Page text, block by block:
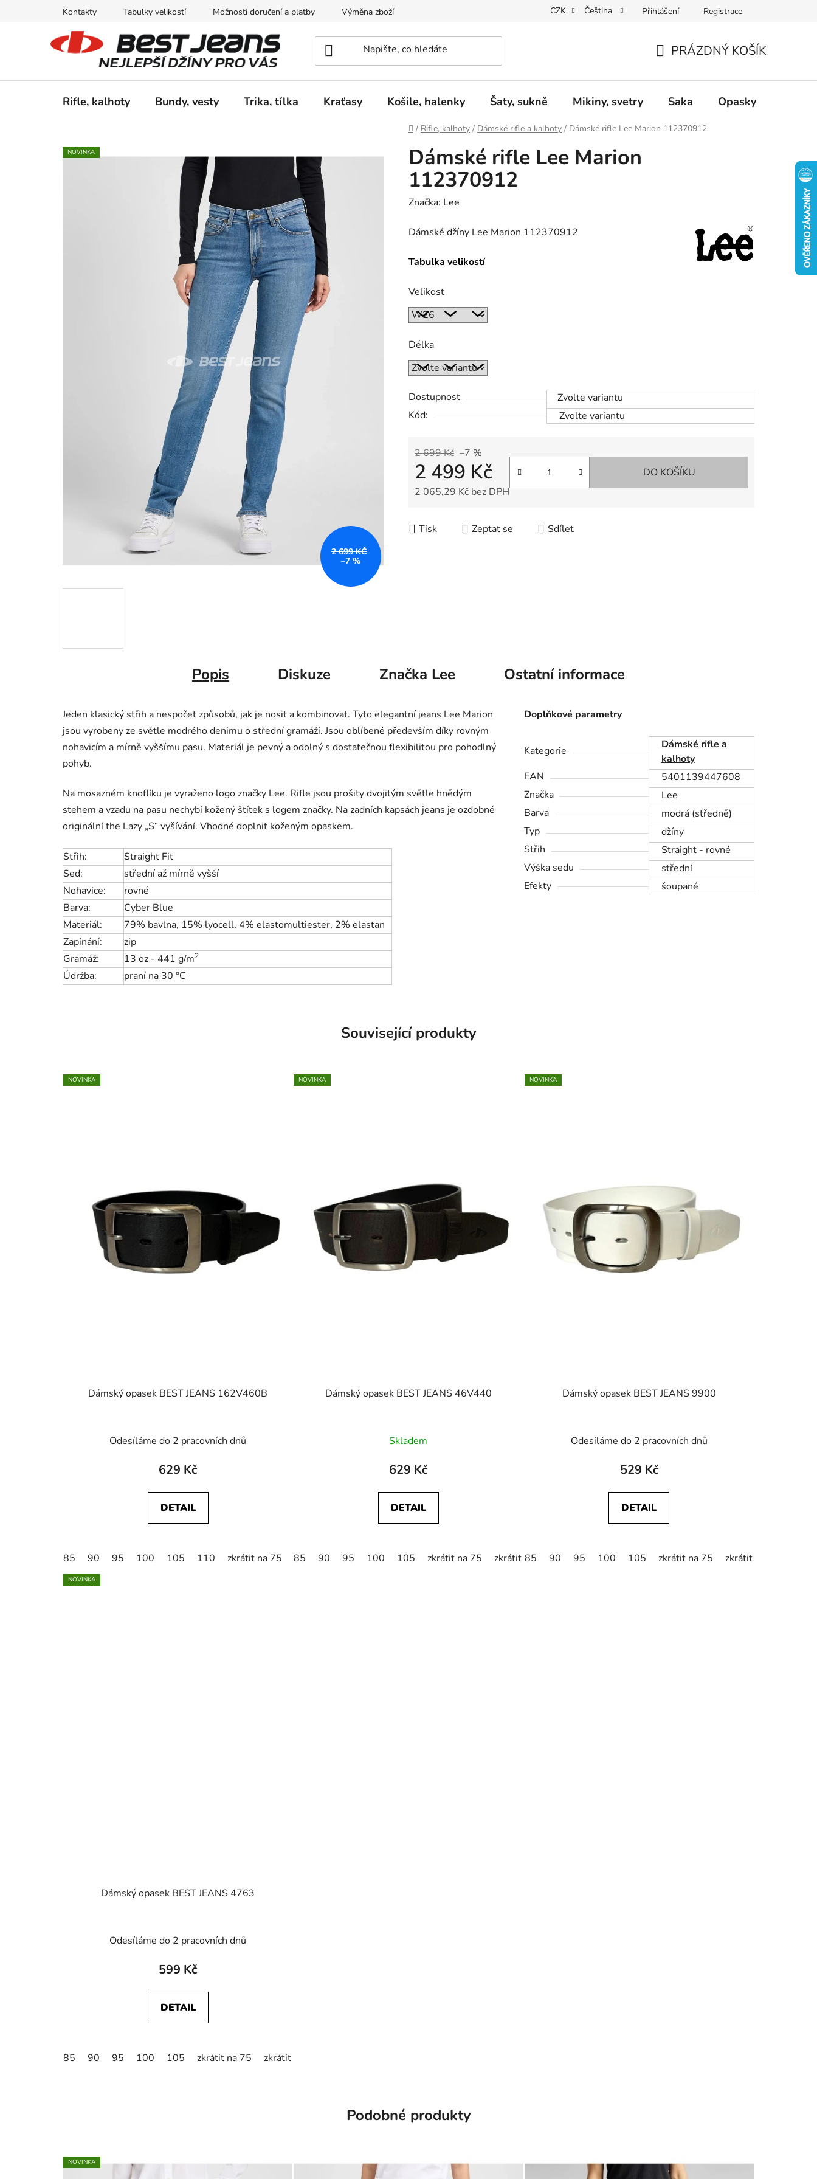
Kontakty Tabulky velikostí Možnosti doručení a platby Výměna zboží Dárkové poukazy Dostupnost Obchodní podmínky
CZK Čeština Přihlášení Registrace
KOŠÍK
PRÁZDNÝ KOŠÍK
Rifle, kalhoty Bundy, vesty Trika, tílka Kraťasy Košile, halenky Šaty, sukně Mikiny, svetry Saka Opasky
Domů
/ Rifle, kalhoty / Dámské rifle a kalhoty / Dámské rifle Lee Marion 112370912
Dámské rifle Lee Marion
112370912
Značka: Lee
Dámské džíny Lee Marion 112370912
Tabulka velikostí
Velikost
Délka
Dostupnost
Zvolte variantu
Kód:
Zvolte variantu
2 699 Kč –7 %
2 499 Kč
2 065,29 Kč bez DPH
DO KOŠÍKU
Tisk Zeptat se Sdílet
NOVINKA
2 699 KČ
–7 %
Popis Diskuze Značka Lee Ostatní informace
Jeden klasický střih a nespočet způsobů, jak je nosit a kombinovat. Tyto elegantní jeans Lee Marion
jsou vyrobeny ze světle modrého denimu o střední gramáži. Jsou oblíbené především díky rovným
nohavicím a mírně vyššímu pasu. Materiál je pevný a odolný s dostatečnou flexibilitou pro pohodlný
pohyb.
Na mosazném knoflíku je vyraženo logo značky Lee. Rifle jsou prošity dvojitým světle hnědým
stehem a vzadu na pasu nechybí kožený štítek s logem značky. Na zadních kapsách jeans je ozdobné
originální the Lazy „S“ vyšívání. Vhodné doplnit koženým opaskem.
Střih:
Straight Fit
Sed:
střední až mírně vyšší
Nohavice:
rovné
Barva:
Cyber Blue
Materiál:
79% bavlna, 15% lyocell, 4% elastomultiester, 2% elastan
Zapínání:
zip
Gramáž:
13 oz - 441 g/m2
Údržba: praní na 30 °C
Doplňkové parametry
Kategorie
Dámské rifle a
kalhoty
EAN
5401139447608
Značka
Lee
Barva
modrá (středně)
Typ
džíny
Střih
Straight - rovné
Výška sedu
střední
Efekty
šoupané
Související produkty
NOVINKA
Dámský opasek BEST JEANS 162V460B
Odesíláme do 2 pracovních dnů
629 Kč
DETAIL
85 90 95 100 105 110 zkrátit na 75 zkrátit na 80 zkrátit na 85
NOVINKA
Dámský opasek BEST JEANS 46V440
Skladem
629 Kč
DETAIL
85 90 95 100 105 zkrátit na 75 zkrátit na 80 zkrátit na 85 zkrátit na 90 zkrátit na 95
NOVINKA
Dámský opasek BEST JEANS 9900
Odesíláme do 2 pracovních dnů
529 Kč
DETAIL
85 90 95 100 105 zkrátit na 75 zkrátit na 80
NOVINKA
Dámský opasek BEST JEANS 4763
Odesíláme do 2 pracovních dnů
599 Kč
DETAIL
85 90 95 100 105 zkrátit na 75 zkrátit na 80
Podobné produkty
NOVINKA